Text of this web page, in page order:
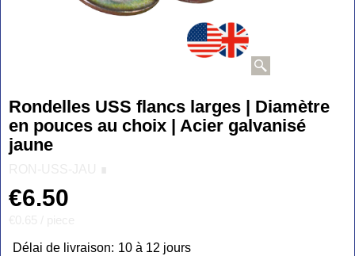
Rondelles USS flancs larges | Diamètre
en pouces au choix | Acier galvanisé
jaune
€6.50
Délai de livraison: 10 à 12 jours